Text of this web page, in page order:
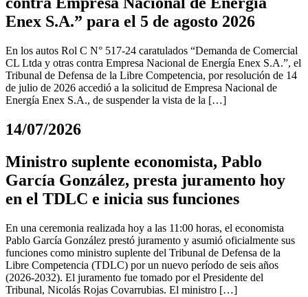
Enex S.A.” para el 5 de agosto 2026
En los autos Rol C N° 517-24 caratulados “Demanda de Comercial
CL Ltda y otras contra Empresa Nacional de Energía Enex S.A.”, el
Tribunal de Defensa de la Libre Competencia, por resolución de 14
de julio de 2026 accedió a la solicitud de Empresa Nacional de
Energía Enex S.A., de suspender la vista de la […]
14/07/2026
Ministro suplente economista, Pablo
García González, presta juramento hoy
en el TDLC e inicia sus funciones
En una ceremonia realizada hoy a las 11:00 horas, el economista
Pablo García González prestó juramento y asumió oficialmente sus
funciones como ministro suplente del Tribunal de Defensa de la
Libre Competencia (TDLC) por un nuevo período de seis años
(2026-2032). El juramento fue tomado por el Presidente del
Tribunal, Nicolás Rojas Covarrubias. El ministro […]